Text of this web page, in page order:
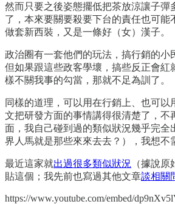
然而只要之後姿態擺低把茶放涼讓子彈
了，本來要關要殺要下台的責任也可能
做套新西裝，又是一條好（女）漢子。
政治圈有一套他們的玩法，搞行銷的小
但如果跟這些政客學壞，搞些反正會紅
樣不關我事的勾當，那就不足為訓了。
同樣的道理，可以用在行銷上、也可以
文把研發方面的事情講得很清楚了，不
面，我自己碰到過的類似狀況幾乎完全
界人馬就是那些來來去去？），我想不
最近這家就出過很多類似狀況 （據說
貼這個；我先前也寫過其他文章談相關
https://www.youtube.com/embed/